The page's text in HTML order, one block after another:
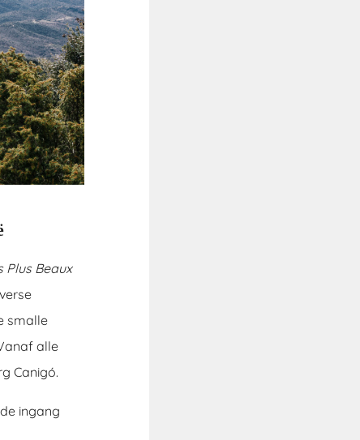
Plus Beaux
smalle
alle
Canigó.
ingang